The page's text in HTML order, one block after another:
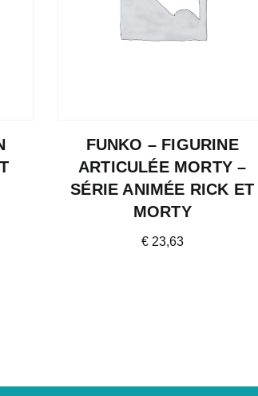
FUNKO – FIGURINE
ARTICULÉE MORTY –
SÉRIE ANIMÉE RICK ET
MORTY
€23,63